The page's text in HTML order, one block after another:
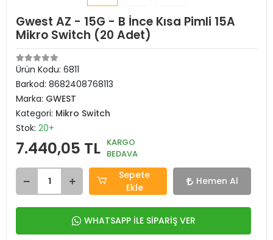
Gwest AZ - 15G - B İnce Kısa Pimli 15A
Mikro Switch (20 Adet)
Ürün Kodu: 6811
Barkod: 8682408768113
Marka: GWEST
Kategori: Mikro Switch
Stok: 20+
7.440,05 TL KARGO
BEDAVA
Sepete
Ekle
Hemen Al
WHATSAPP İLE SİPARİŞ VER